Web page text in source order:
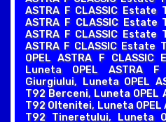
ASTRA F CLASSIC
ASTRA F CLASSIC
ASTRA F CLASSIC
ASTRA F CLASSIC
OPEL ASTRA F
Luneta OPEL ASTRA
Giurgiului, Luneta OPEL
T92 Berceni, Luneta OPEL
T92 Oltenitei, Luneta OPEL
T92 Tineretului, Luneta